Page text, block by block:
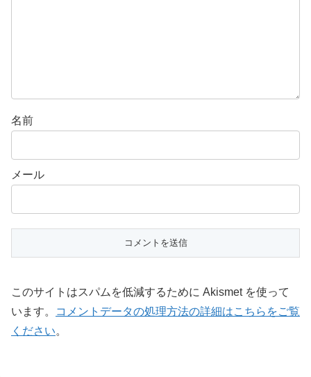
名前
メール
このサイトはスパムを低減するために Akismet を使って
います。
コメントデータの処理方法の詳細はこちらをご覧
ください。